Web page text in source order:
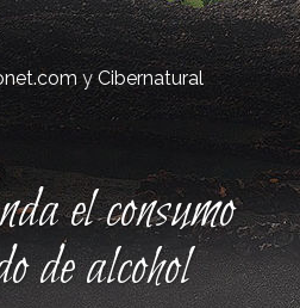
yCibernatural
el consumo
de alcohol